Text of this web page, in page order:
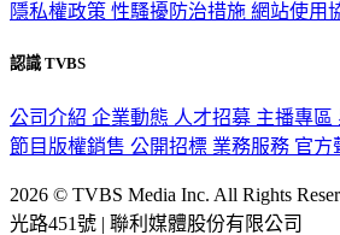
隱私權政策 性騷擾防治措施 網站使用
認識 TVBS
公司介紹 企業動態 人才招募 主播專區
節目版權銷售 公開招標 業務服務 官方
2026 © TVBS Media Inc. All Rights
光路451號 | 聯利媒體股份有限公司